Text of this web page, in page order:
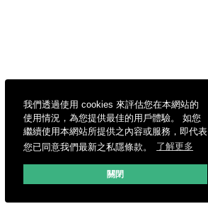
我們透過使用 cookies 來評估您在本網站的
使用情況，為您提供最佳的用戶體驗。 如您
繼續使用本網站所提供之內容或服務，即代表
您已同意我們最新之私隱條款。
了解更多
關閉